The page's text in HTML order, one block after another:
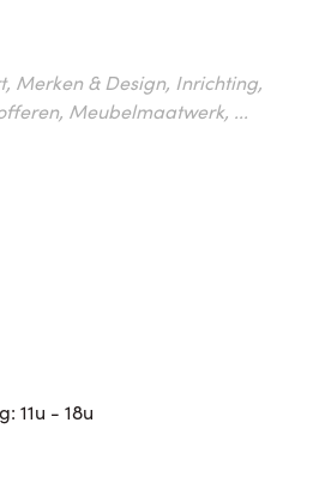
Merken & Design, Inrichting,
Meubelmaatwerk, ...
11u - 18u